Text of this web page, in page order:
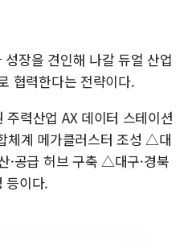
장을 견인해 나갈 듀얼 산업
협력한다는 전략이다.
력산업 AX 데이터 스테이션
체계 메가클러스터 조성 △대
·공급 허브 구축 △대구·경북
등이다.